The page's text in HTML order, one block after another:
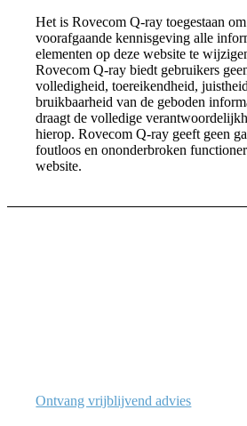
Het is Rovecom Q-ray toegestaan
voorafgaande kennisgeving alle
elementen op deze website te
Rovecom Q-ray biedt gebruikers
volledigheid, toereikendheid,
bruikbaarheid van de geboden
draagt de volledige
hierop. Rovecom Q-ray geeft geen
foutloos en ononderbroken
website.
Ontvang vrijblijvend advies